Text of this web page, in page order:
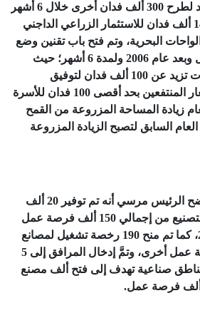
وأشار إلى أنه جارٍ الإعداد لطرح 300 ألف فدان أخرى خلال 6 أشهر
القادمة، كما تم طرح 145 ألف فدان للاستثمار الزراعي الداجني
البحرية، وتم فتح باب تقنين وضع
اليد للزراعات الجادة قبل وبعد عام 2006 ولمدة 6 أشهر؛ حيث
تقدم للمواطنين بمساحات تزيد عن 100 ألف فدان لتوفيق
أوضاعهم مع الدولة لصغار المنتفعين بحد أقصى 100 فدان للأسرة
زيادة المساحة المزروعة من القمح
عن العام السابق لتصبح الزيادة المزروعة
وفي مجال الصناعة، أوضح الرئيس مرسي أنه تم توفير 20 ألف
فرصة عمل في مجال التصنيع من إجمالي 150 ألف فرصة عمل
موضوعة في خطة 2013، كما تم منح 190 رخصة تشغيل لمصانع
جديدة تتيح 20 ألف فرصة عمل أخرى، وتمَّ إدخال المرافق إلى 5
متر مربع في 8 مناطق صناعية تهدف إلى فتح ألف مصنع